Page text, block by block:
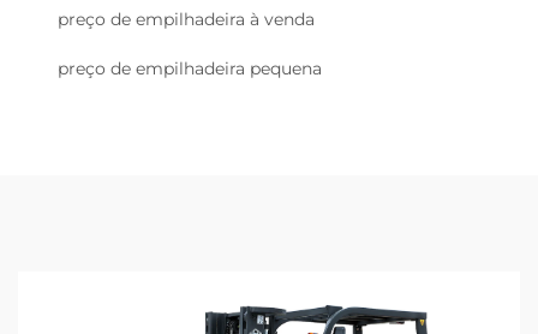
preço de empilhadeira à venda
preço de empilhadeira pequena